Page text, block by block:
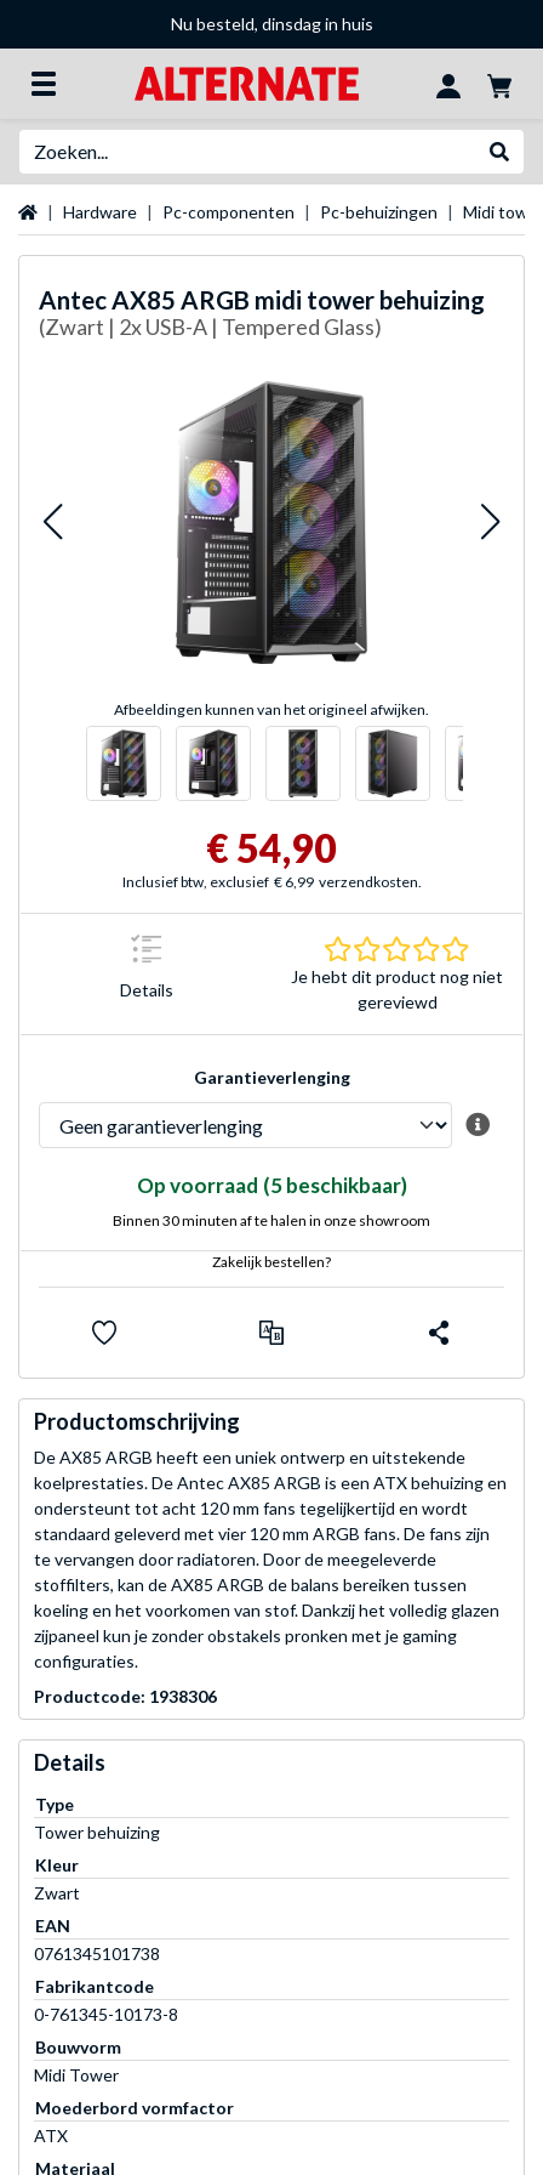
Nu besteld, dinsdag in huis
Startpagina
Hardware Pc-componenten Pc-behuizingen Midi tower
AntecAX85 ARGB midi tower behuizing
(Zwart | 2x USB-A | Tempered Glass)
Afbeeldingen kunnen van het origineel afwijken.
€ 54,90
Inclusief btw, exclusief € 6,99 verzendkosten.
Details
Je hebt dit product nog niet
gereviewd
Garantieverlenging
Op voorraad (5 beschikbaar)
Binnen 30 minuten af te halen in onze showroom
Zakelijk bestellen?
Productomschrijving
De AX85 ARGB heeft een uniek ontwerp en uitstekende
koelprestaties. De Antec AX85 ARGB is een ATX behuizing en
ondersteunt tot acht 120 mm fans tegelijkertijd en wordt
standaard geleverd met vier 120 mm ARGB fans. De fans zijn
te vervangen door radiatoren. Door de meegeleverde
stoffilters, kan de AX85 ARGB de balans bereiken tussen
koeling en het voorkomen van stof. Dankzij het volledig glazen
zijpaneel kun je zonder obstakels pronken met je gaming
configuraties.
Productcode: 1938306
Details
Type
Tower behuizing
Kleur
Zwart
EAN
0761345101738
Fabrikantcode
0-761345-10173-8
Bouwvorm
Midi Tower
Moederbord vormfactor
ATX
Materiaal